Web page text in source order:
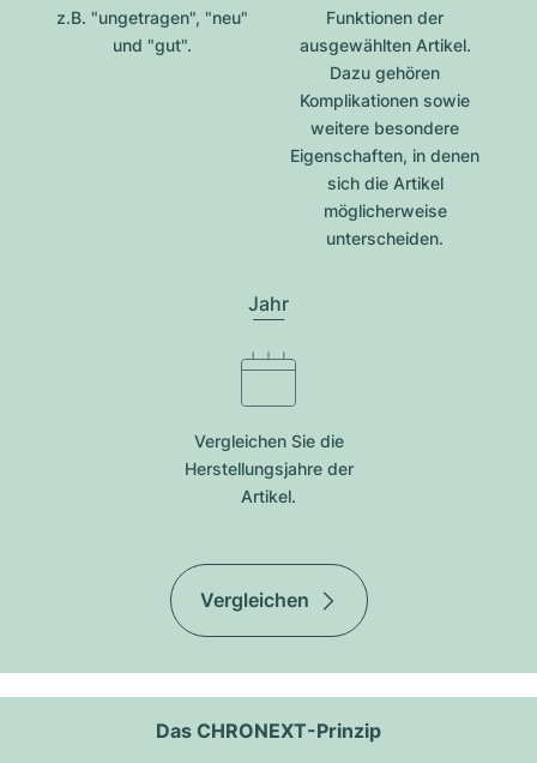
z.B. "ungetragen", "neu"
und "gut".
Funktionen der
ausgewählten Artikel.
Dazu gehören
Komplikationen sowie
weitere besondere
Eigenschaften, in denen
sich die Artikel
möglicherweise
unterscheiden.
Jahr
Vergleichen Sie die
Herstellungsjahre der
Artikel.
Vergleichen
Das CHRONEXT-Prinzip